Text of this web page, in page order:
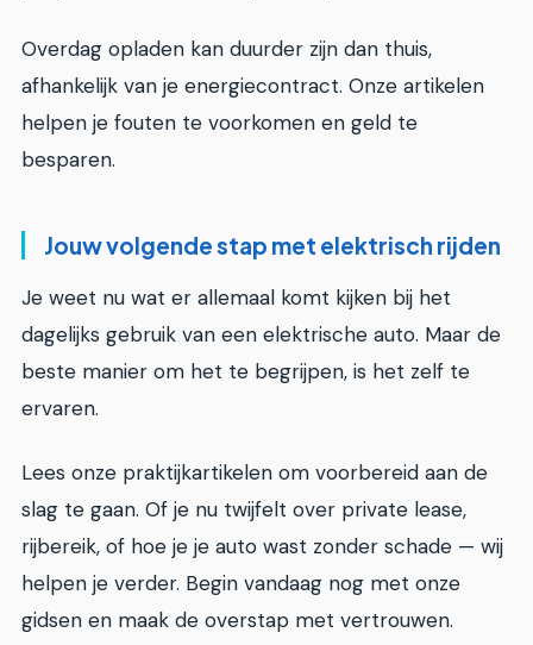
Overdag opladen kan duurder zijn dan thuis,
afhankelijk van je energiecontract. Onze artikelen
helpen je fouten te voorkomen en geld te
besparen.
Jouw volgende stap met elektrisch rijden
Je weet nu wat er allemaal komt kijken bij het
dagelijks gebruik van een elektrische auto. Maar de
beste manier om het te begrijpen, is het zelf te
ervaren.
Lees onze praktijkartikelen om voorbereid aan de
slag te gaan. Of je nu twijfelt over private lease,
rijbereik, of hoe je je auto wast zonder schade — wij
helpen je verder. Begin vandaag nog met onze
gidsen en maak de overstap met vertrouwen.